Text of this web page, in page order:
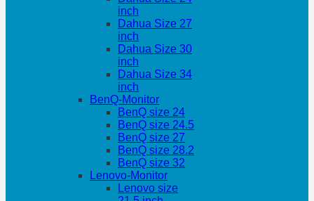
inch
Dahua Size 27
inch
Dahua Size 30
inch
Dahua Size 34
inch
BenQ-Monitor
BenQ size 24
BenQ size 24.5
BenQ size 27
BenQ size 28.2
BenQ size 32
Lenovo-Monitor
Lenovo size